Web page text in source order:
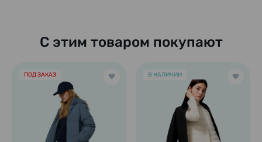
С этим товаром покупают
ПОД ЗАКАЗ В НАЛИЧИИ